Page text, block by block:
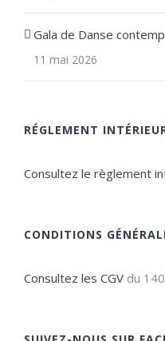
Gala de Danse
11 mai 2026
RÉGLEMENT
Consultez le règlement
CONDITIONS
Consultez les CGV du 140